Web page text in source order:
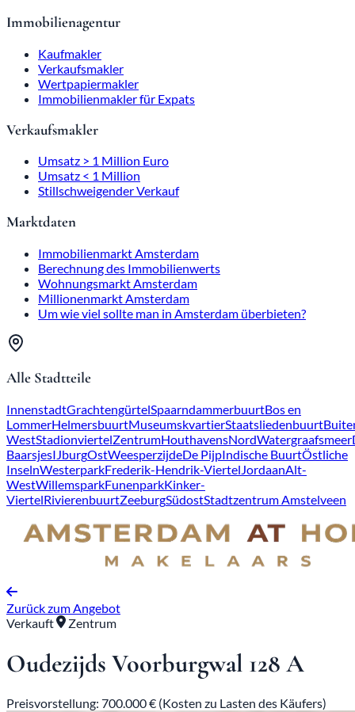
Immobilienagentur
Kaufmakler
Verkaufsmakler
Wertpapiermakler
Immobilienmakler für Expats
Verkaufsmakler
Umsatz > 1 Million Euro
Umsatz < 1 Million
Stillschweigender Verkauf
Marktdaten
Immobilienmarkt Amsterdam
Berechnung des Immobilienwerts
Wohnungsmarkt Amsterdam
Millionenmarkt Amsterdam
Um wie viel sollte man in Amsterdam überbieten?
Alle Stadtteile
InnenstadtGrachtengürtelSpaarndammerbuurtBos en
LommerHelmersbuurtMuseumskvartierStaatsliedenbuurt
WestStadionviertelZentrumHouthavensNordWatergraafsmeer
BaarsjesIJburgOstWeesperzijdeDe PijpIndische BuurtÖstliche
InselnWesterparkFrederik-Hendrik-ViertelJordaanAlt-
WestWillemsparkFunenparkKinker-
ViertelRivierenbuurtZeeburgSüdostStadtzentrum Amstelveen
Zurück zum Angebot
Verkauft
Zentrum
Oudezijds Voorburgwal 128 A
Preisvorstellung: 700.000 € (Kosten zu Lasten des Käufers)